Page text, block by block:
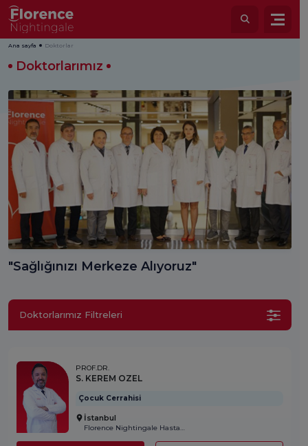
Ana sayfa Doktorlar
Doktorlarımız
"Sağlığınızı Merkeze Alıyoruz"
Doktorlarımız Filtreleri
PROF.DR.
S. KEREM OZEL
Çocuk Cerrahisi
İstanbul
Florence Nightingale Hastanesi